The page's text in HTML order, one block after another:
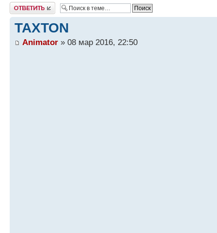
Ответить
TAXTON
Animator » 08 мар 2016, 22:50